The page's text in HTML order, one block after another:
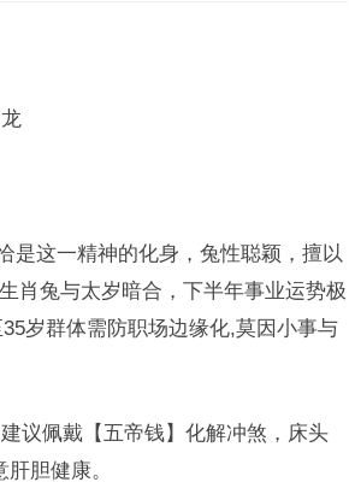
是这一精神的化身，兔性聪颖，擅以
肖兔与太岁暗合，下半年事业运势极
岁群体需防职场边缘化,莫因小事与
议佩戴【五帝钱】化解冲煞，床头
胆健康。